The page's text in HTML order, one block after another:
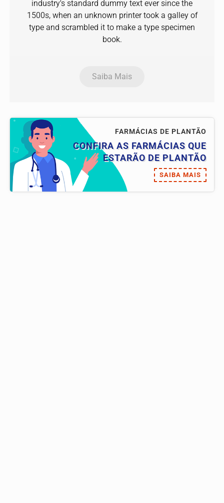
industry's standard dummy text ever since the
1500s, when an unknown printer took a galley of
type and scrambled it to make a type specimen
book.
Saiba Mais
FARMÁCIAS DE PLANTÃO
CONFIRA AS FARMÁCIAS QUE
ESTARÃO DE PLANTÃO
SAIBA MAIS